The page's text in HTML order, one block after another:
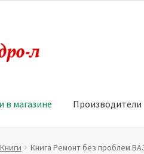
в магазине Производители
Политика в отношении
Книги Книга Ремонт без проблем